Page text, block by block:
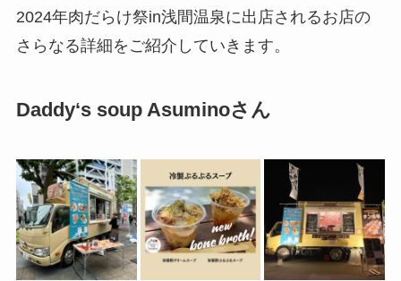
2024年肉だらけ祭in浅間温泉に出店されるお店の
さらなる詳細をご紹介していきます。
Daddy‘s soup Asuminoさん